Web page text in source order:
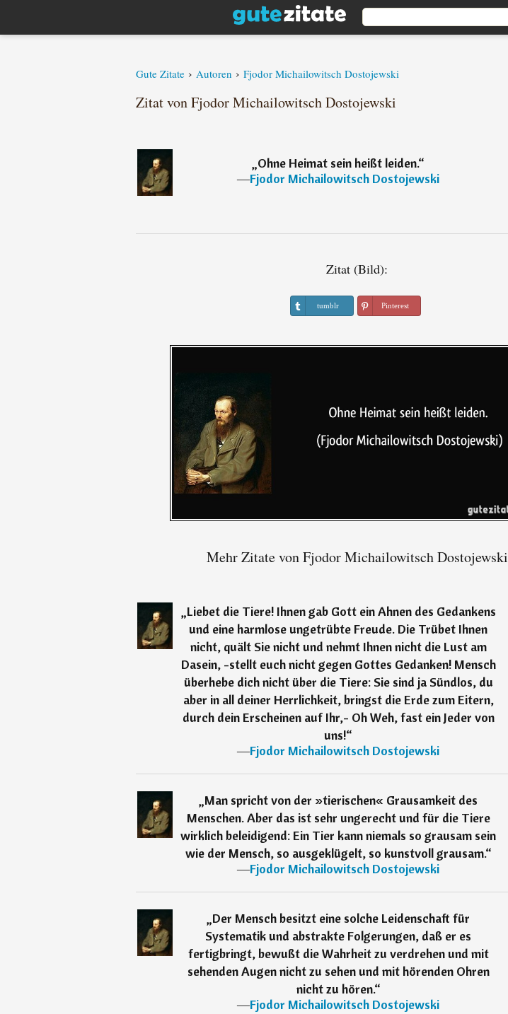
Gute Zitate › Autoren › Fjodor Michailowitsch Dostojewski
Zitat von Fjodor Michailowitsch Dostojewski
„Ohne Heimat sein heißt leiden.“
―Fjodor Michailowitsch Dostojewski
Zitat (Bild):
tumblr Pinterest
Mehr Zitate von Fjodor Michailowitsch Dostojewski
„Liebet die Tiere! Ihnen gab Gott ein Ahnen des Gedankens
und eine harmlose ungetrübte Freude. Die Trübet Ihnen
nicht, quält Sie nicht und nehmt Ihnen nicht die Lust am
Dasein, -stellt euch nicht gegen Gottes Gedanken! Mensch
überhebe dich nicht über die Tiere: Sie sind ja Sündlos, du
aber in all deiner Herrlichkeit, bringst die Erde zum Eitern,
durch dein Erscheinen auf Ihr,- Oh Weh, fast ein Jeder von
uns!“
―Fjodor Michailowitsch Dostojewski
„Man spricht von der »tierischen« Grausamkeit des
Menschen. Aber das ist sehr ungerecht und für die Tiere
wirklich beleidigend: Ein Tier kann niemals so grausam sein
wie der Mensch, so ausgeklügelt, so kunstvoll grausam.“
―Fjodor Michailowitsch Dostojewski
„Der Mensch besitzt eine solche Leidenschaft für
Systematik und abstrakte Folgerungen, daß er es
fertigbringt, bewußt die Wahrheit zu verdrehen und mit
sehenden Augen nicht zu sehen und mit hörenden Ohren
nicht zu hören.“
―Fjodor Michailowitsch Dostojewski